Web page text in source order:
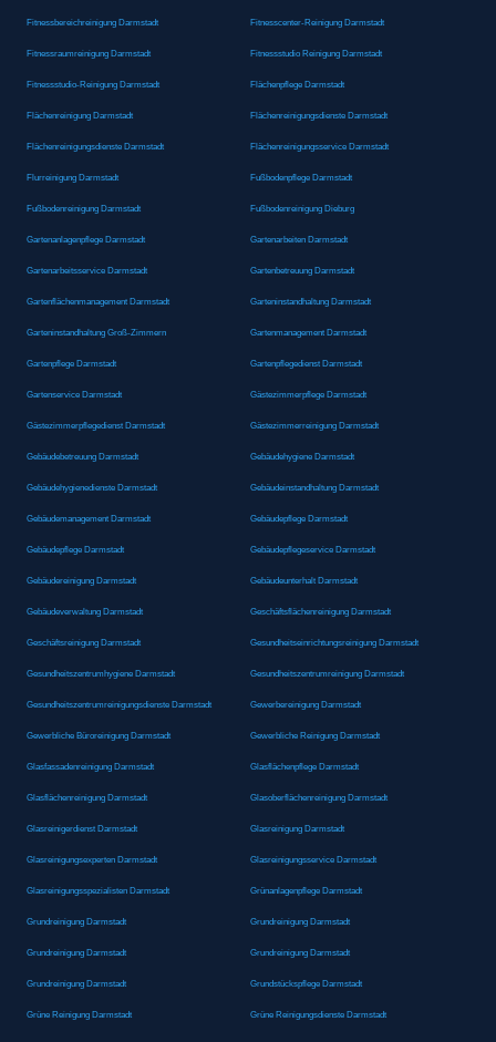
Fitnessbereichreinigung Darmstadt Fitnesscenter-Reinigung Darmstadt
Fitnessraumreinigung Darmstadt Fitnessstudio Reinigung Darmstadt
Fitnessstudio-Reinigung Darmstadt Flächenpflege Darmstadt
Flächenreinigung Darmstadt Flächenreinigungsdienste Darmstadt
Flächenreinigungsdienste Darmstadt Flächenreinigungsservice Darmstadt
Flurreinigung Darmstadt Fußbodenpflege Darmstadt
Fußbodenreinigung Darmstadt Fußbodenreinigung Dieburg
Gartenanlagenpflege Darmstadt Gartenarbeiten Darmstadt
Gartenarbeitsservice Darmstadt Gartenbetreuung Darmstadt
Gartenflächenmanagement Darmstadt Garteninstandhaltung Darmstadt
Garteninstandhaltung Groß-Zimmern Gartenmanagement Darmstadt
Gartenpflege Darmstadt Gartenpflegedienst Darmstadt
Gartenservice Darmstadt Gästezimmerpflege Darmstadt
Gästezimmerpflegedienst Darmstadt Gästezimmerreinigung Darmstadt
Gebäudebetreuung Darmstadt Gebäudehygiene Darmstadt
Gebäudehygienedienste Darmstadt Gebäudeinstandhaltung Darmstadt
Gebäudemanagement Darmstadt Gebäudepflege Darmstadt
Gebäudepflege Darmstadt Gebäudepflegeservice Darmstadt
Gebäudereinigung Darmstadt Gebäudeunterhalt Darmstadt
Gebäudeverwaltung Darmstadt Geschäftsflächenreinigung Darmstadt
Geschäftsreinigung Darmstadt Gesundheitseinrichtungsreinigung Darmstadt
Gesundheitszentrumhygiene Darmstadt Gesundheitszentrumreinigung Darmstadt
Gesundheitszentrumreinigungsdienste Darmstadt Gewerbereinigung Darmstadt
Gewerbliche Büroreinigung Darmstadt Gewerbliche Reinigung Darmstadt
Glasfassadenreinigung Darmstadt Glasflächenpflege Darmstadt
Glasflächenreinigung Darmstadt Glasoberflächenreinigung Darmstadt
Glasreinigerdienst Darmstadt Glasreinigung Darmstadt
Glasreinigungsexperten Darmstadt Glasreinigungsservice Darmstadt
Glasreinigungsspezialisten Darmstadt Grünanlagenpflege Darmstadt
Grundreinigung Darmstadt Grundreinigung Darmstadt
Grundreinigung Darmstadt Grundreinigung Darmstadt
Grundreinigung Darmstadt Grundstückspflege Darmstadt
Grüne Reinigung Darmstadt Grüne Reinigungsdienste Darmstadt